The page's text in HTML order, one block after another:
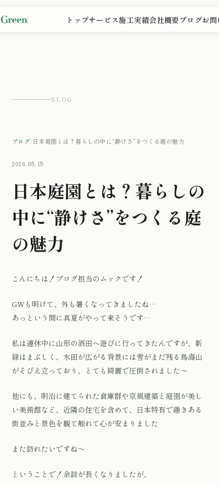
トップサービス施工実績会社概要ブログお
BLOG
ブログ/日本庭園とは？暮らしの中に“静けさ”をつくる庭の魅力
2026.05.15
日本庭園とは？暮らしの
中に“静けさ”をつくる庭
の魅力
こんにちは！ブログ担当のムックです！
GWも明けて、外も暑くなってきましたね…
あっという間に真夏がやって来そうです…
私は連休中に山形の酒田へ遊びに行ってきたんですが、新
緑はまぶしく、水田が広がる背景には雪がまだ残る鳥海山
がそびえ立っており、とても綺麗で圧倒されました〜
他にも、明治に建てられた倉庫群や京風建築と庭園が美し
い美術館など、近隣の住宅を含めて、日本特有で趣きある
街並みと景色を観て触れて心が安まりました
また訪れたいですね〜
ということで！余談が長くなりましたが、